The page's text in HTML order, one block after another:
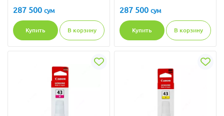
287 500 сум
Купить В корзину
287 500 сум
Купить В корзину